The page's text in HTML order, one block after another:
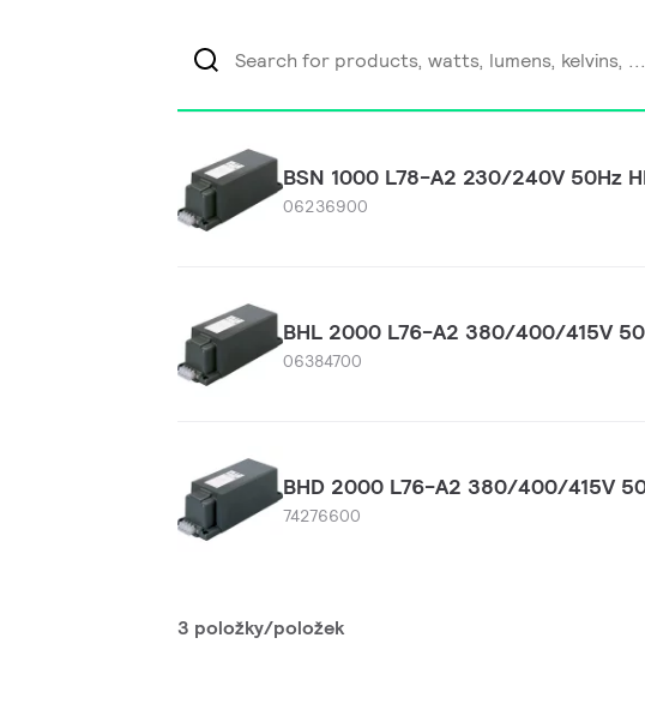
BSN 1000 L78-A2 230/240V 50Hz
06236900
BHL 2000 L76-A2 380/400/415V
06384700
BHD 2000 L76-A2 380/400/415V
74276600
3 položky/položek